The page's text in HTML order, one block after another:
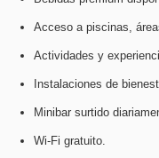
Acceso a piscinas,
Actividades y
Instalaciones de
Minibar surtido
Wi-Fi gratuito.